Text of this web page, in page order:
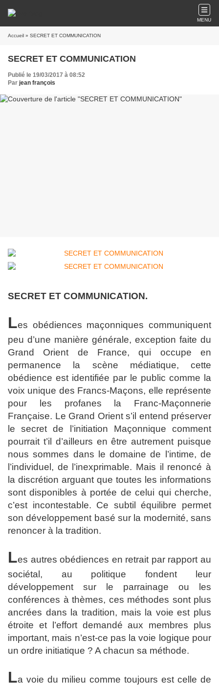
MENU
Accueil » SECRET ET COMMUNICATION
SECRET ET COMMUNICATION
Publié le 19/03/2017 à 08:52
Par jean françois
SECRET ET COMMUNICATION.
Les obédiences maçonniques communiquent
peu d’une manière générale, exception faite du
Grand Orient de France, qui occupe en
permanence la scène médiatique, cette
obédience est identifiée par le public comme la
voix unique des Francs-Maçons, elle représente
pour les profanes la Franc-Maçonnerie
Française. Le Grand Orient s’il entend préserver
le secret de l’initiation Maçonnique comment
pourrait t’il d’ailleurs en être autrement puisque
nous sommes dans le domaine de l’intime, de
l’individuel, de l’inexprimable. Mais il renoncé à
la discrétion arguant que toutes les informations
sont disponibles à portée de celui qui cherche,
c’est incontestable. Ce subtil équilibre permet
son développement basé sur la modernité, sans
renoncer à la tradition.
Les autres obédiences en retrait par rapport au
sociétal, au politique fondent leur
développement sur le parrainage ou les
conférences à thèmes, ces méthodes sont plus
ancrées dans la tradition, mais la voie est plus
étroite et l’effort demandé aux membres plus
important, mais n’est-ce pas la voie logique pour
un ordre initiatique ? A chacun sa méthode.
La voie du milieu comme toujours est celle de